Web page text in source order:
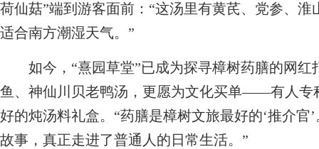
荷仙菇”端到游客面前：“这汤里有黄芪、党参、
适合南方潮湿天气。”
如今，“熹园草堂”已成为探寻樟树药膳的网红
鱼、神仙川贝老鸭汤，更愿为文化买单——有人专
好的炖汤料礼盒。“药膳是樟树文旅最好的‘推介官
故事，真正走进了普通人的日常生活。”